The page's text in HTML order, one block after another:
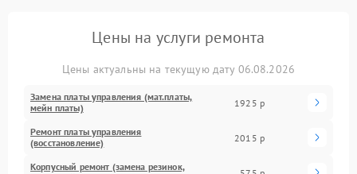
Цены на услуги ремонта
Цены актуальны на текущую дату 06.08.2026
Замена платы управления (мат.платы,
мейн платы)
1925 р
Ремонт платы управления
(восстановление)
2015 р
Корпусный ремонт (замена резинок,